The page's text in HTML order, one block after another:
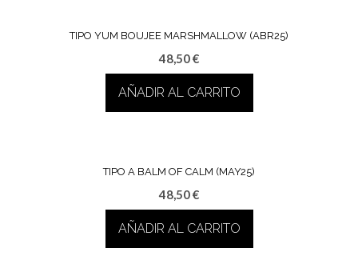
TIPO YUM BOUJEE MARSHMALLOW (ABR25)
48,50€
AÑADIR AL CARRITO
TIPO A BALM OF CALM (MAY25)
48,50€
AÑADIR AL CARRITO